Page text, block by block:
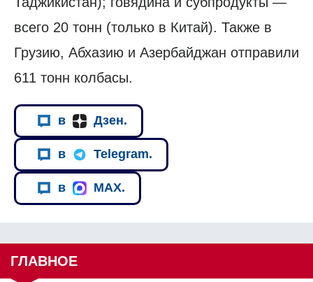
всего 20 тонн (только в Китай). Также в
Грузию, Абхазию и Азербайджан отправили
611 тонн колбасы.
в Дзен.
в Telegram.
в MAX.
ГЛАВНОЕ